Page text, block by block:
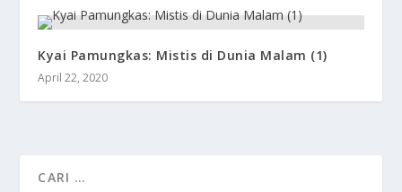
Kyai Pamungkas: Mistis di Dunia Malam (1)
April 22, 2020